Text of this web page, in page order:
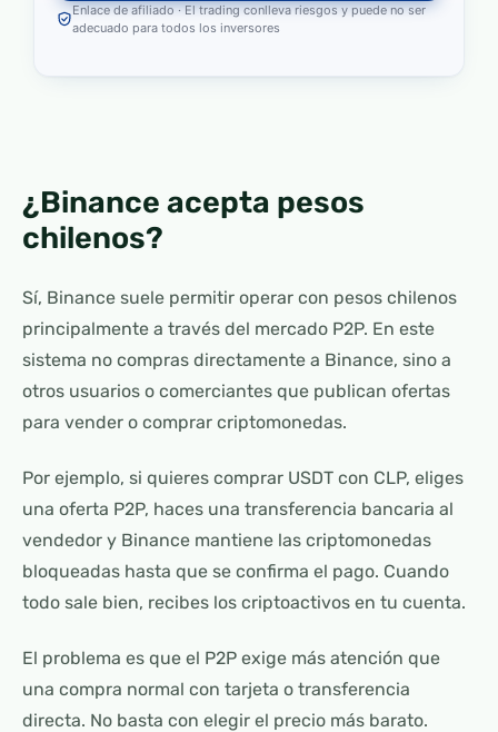
Enlace de afiliado · El trading conlleva riesgos y puede no ser
adecuado para todos los inversores
¿Binance acepta pesos
chilenos?
Sí, Binance suele permitir operar con pesos chilenos
principalmente a través del mercado P2P. En este
sistema no compras directamente a Binance, sino a
otros usuarios o comerciantes que publican ofertas
para vender o comprar criptomonedas.
Por ejemplo, si quieres comprar USDT con CLP, eliges
una oferta P2P, haces una transferencia bancaria al
vendedor y Binance mantiene las criptomonedas
bloqueadas hasta que se confirma el pago. Cuando
todo sale bien, recibes los criptoactivos en tu cuenta.
El problema es que el P2P exige más atención que
una compra normal con tarjeta o transferencia
directa. No basta con elegir el precio más barato.